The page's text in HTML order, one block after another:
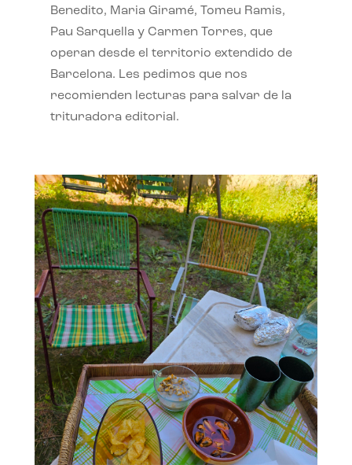
Benedito, Maria Giramé, Tomeu Ramis,
Pau Sarquella y Carmen Torres, que
operan desde el territorio extendido de
Barcelona. Les pedimos que nos
recomienden lecturas para salvar de la
trituradora editorial.